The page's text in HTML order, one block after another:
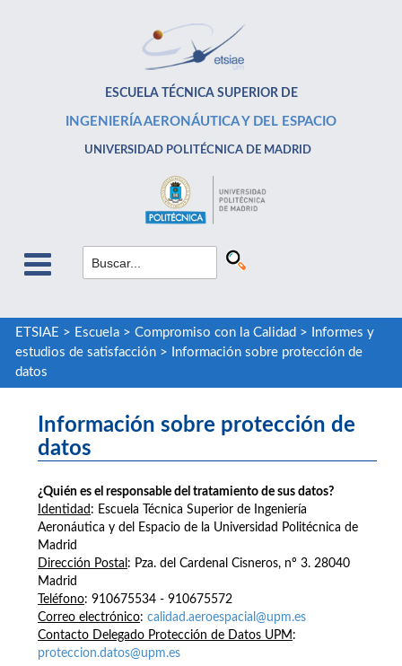
ESCUELA TÉCNICA SUPERIOR DE
INGENIERÍA AERONÁUTICA Y DEL ESPACIO
UNIVERSIDAD POLITÉCNICA DE MADRID
ETSIAE > Escuela> Compromiso con la Calidad >
Informes y
estudios de satisfacción>
Información sobre protección de
datos
Información sobre protección de
datos
¿Quién es el responsable del tratamiento de sus datos?
Identidad : Escuela Técnica Superior de Ingeniería
Aeronáutica y del Espacio de la Universidad Politécnica de
Madrid
Dirección Postal : Pza. del Cardenal Cisneros, nº 3. 28040
Madrid
Teléfono: 910675534 - 910675572
Correo electrónico: calidad.aeroespacial@upm.es
Contacto Delegado Protección de Datos UPM :
proteccion.datos@upm.es